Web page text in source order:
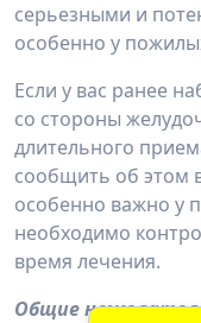
серьезными и
особенно у
Если у вас ранее
со стороны
длительного
сообщить об этом
особенно важно у
необходимо
время лечения.
Общие